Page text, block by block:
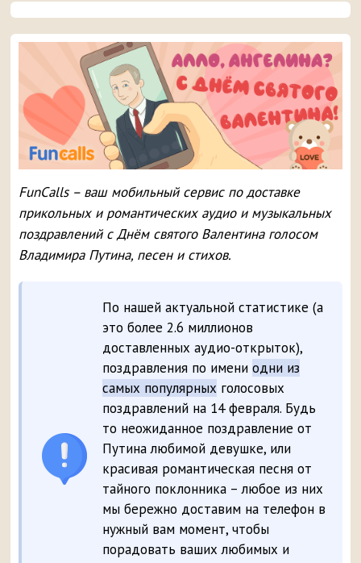
FunCalls – ваш мобильный сервис по доставке
прикольных и романтических аудио и музыкальных
поздравлений с Днём святого Валентина голосом
Владимира Путина, песен и стихов.
По нашей актуальной статистике (а
это более 2.6 миллионов
доставленных аудио-открыток),
поздравления по имениодни из
самых популярных голосовых
поздравлений на 14 февраля. Будь
то неожиданное поздравление от
Путина любимой девушке, или
красивая романтическая песня от
тайного поклонника – любое из них
мы бережно доставим на телефон в
нужный вам момент, чтобы
порадовать ваших любимых и